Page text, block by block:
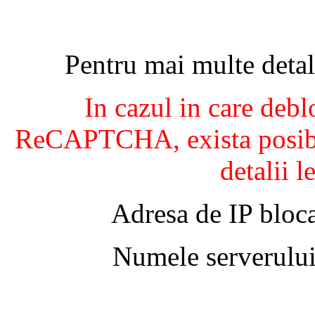
Pentru mai multe
In cazul in care
ReCAPTCHA, exista
detalii
Adresa de IP
Numele